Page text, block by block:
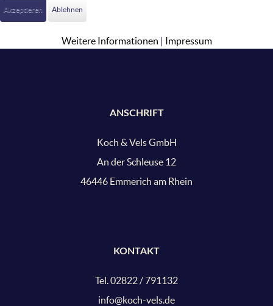
ANSCHRIFT
Koch & Vels GmbH
An der Schleuse 12
46446 Emmerich am Rhein
KONTAKT
Tel. 02822 / 791132
info@koch-vels.de
Akzeptieren Ablehnen
Weitere Informationen | Impressum